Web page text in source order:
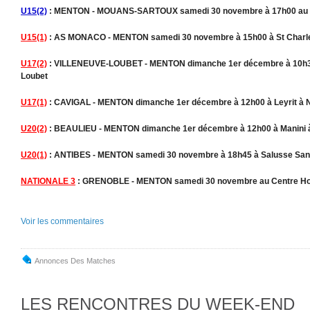
U15(2) : MENTON - MOUANS-SARTOUX samedi 30 novembre à 17h00
U15(1) : AS MONACO - MENTON samedi 30 novembre à 15h00 à St
U17(2) : VILLENEUVE-LOUBET - MENTON dimanche 1er décembre à
Loubet
U17(1) : CAVIGAL - MENTON dimanche 1er décembre à 12h00 à Leyrit à
U20(2) : BEAULIEU - MENTON dimanche 1er décembre à 12h00 à Manini
U20(1) : ANTIBES - MENTON samedi 30 novembre à 18h45 à Salusse
NATIONALE 3 : GRENOBLE - MENTON samedi 30 novembre au Centre
Voir les commentaires
Annonces Des Matches
LES RENCONTRES DU WEEK-END